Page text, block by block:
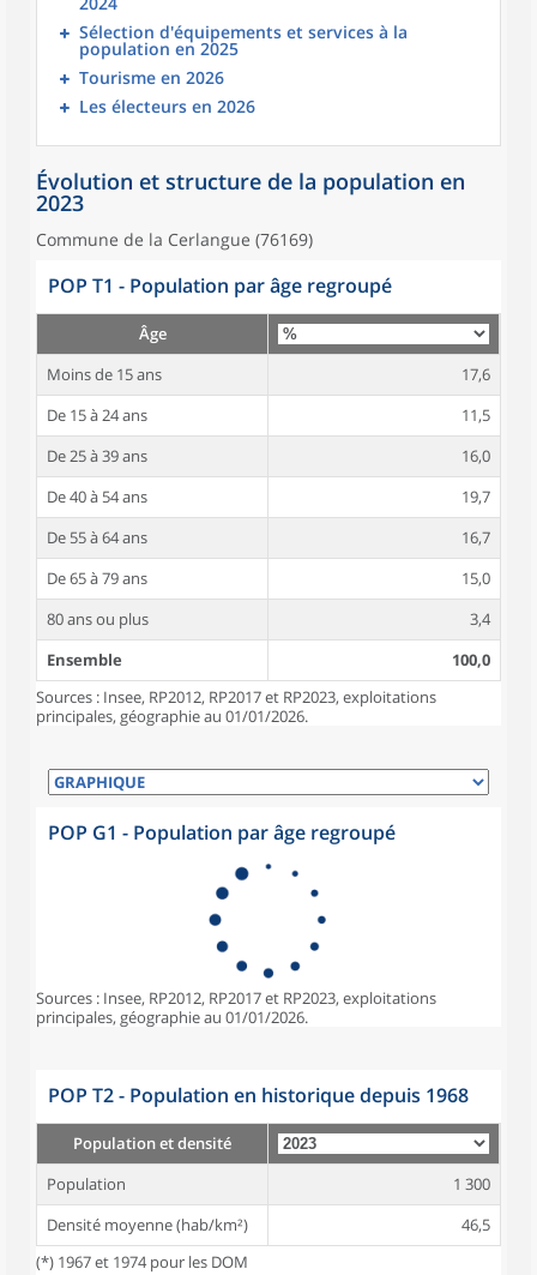
Sélection d'équipements et services à la
population en 2025
Tourisme en 2026
Les électeurs en 2026
Évolution et structure de la population en
2023
Commune de la Cerlangue (76169)
POP T1 - Population par âge regroupé
Âge
Moins de 15 ans
17,6
De 15 à 24 ans
11,5
De 25 à 39 ans
16,0
De 40 à 54 ans
19,7
De 55 à 64 ans
16,7
De 65 à 79 ans
15,0
80 ans ou plus
3,4
Ensemble
100,0
Sources : Insee, RP2012, RP2017 et RP2023, exploitations
principales, géographie au 01/01/2026.
POP G1 - Population par âge regroupé
Sources : Insee, RP2012, RP2017 et RP2023, exploitations
principales, géographie au 01/01/2026.
POP T2 - Population en historique depuis 1968
Population et densité
Population
1 300
Densité moyenne (hab/km²)
46,5
(*) 1967 et 1974 pour les DOM